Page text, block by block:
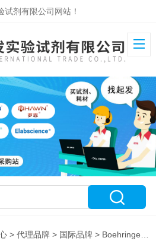
剂有限公司网站！
>代理品牌 > 国际品牌 > Boehringer-Ingelheim 特约代理